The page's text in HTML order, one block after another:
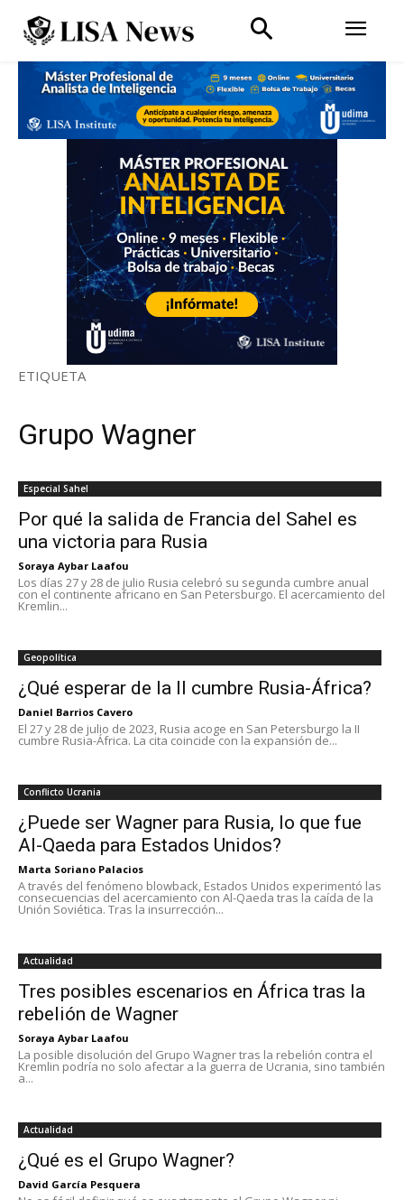
ETIQUETA
Grupo Wagner
Especial Sahel
Por qué la salida de Francia del Sahel es
una victoria para Rusia
Soraya Aybar Laafou
Los días 27 y 28 de julio Rusia celebró su segunda cumbre anual
con el continente africano en San Petersburgo. El acercamiento del
Kremlin...
Geopolítica
¿Qué esperar de la II cumbre Rusia-África?
Daniel Barrios Cavero
El 27 y 28 de julio de 2023, Rusia acoge en San Petersburgo la II
cumbre Rusia-África. La cita coincide con la expansión de...
Conflicto Ucrania
¿Puede ser Wagner para Rusia, lo que fue
Al-Qaeda para Estados Unidos?
Marta Soriano Palacios
A través del fenómeno blowback, Estados Unidos experimentó las
consecuencias del acercamiento con Al-Qaeda tras la caída de la
Unión Soviética. Tras la insurrección...
Actualidad
Tres posibles escenarios en África tras la
rebelión de Wagner
Soraya Aybar Laafou
La posible disolución del Grupo Wagner tras la rebelión contra el
Kremlin podría no solo afectar a la guerra de Ucrania, sino también
a...
Actualidad
¿Qué es el Grupo Wagner?
David García Pesquera